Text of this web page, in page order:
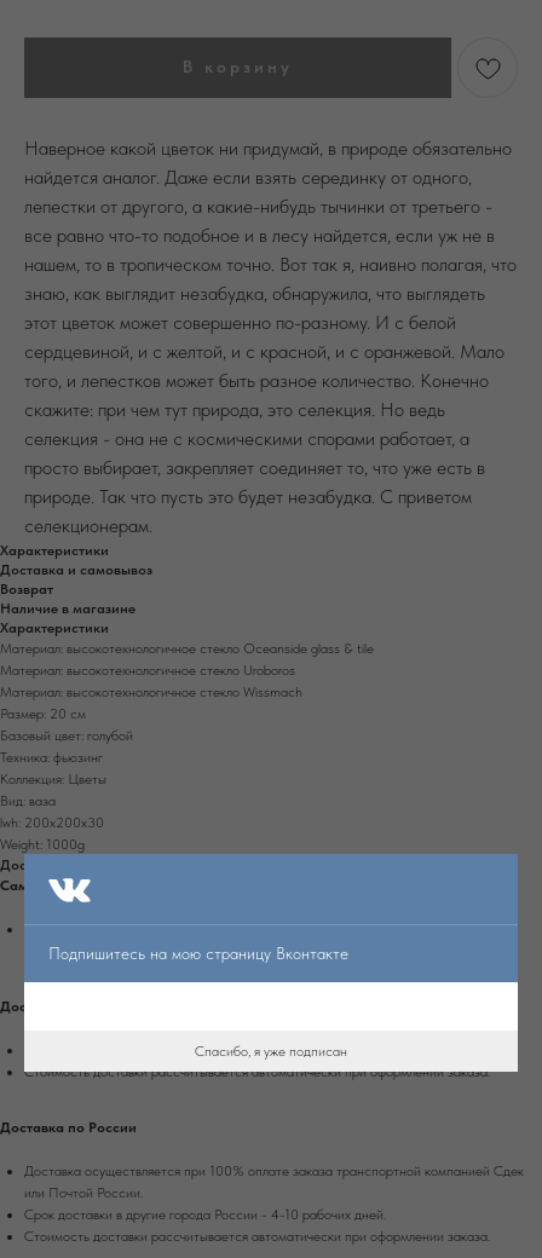
В корзину
Наверное какой цветок ни придумай, в природе обязательно
найдется аналог. Даже если взять серединку от одного,
лепестки от другого, а какие-нибудь тычинки от третьего -
все равно что-то подобное и в лесу найдется, если уж не в
нашем, то в тропическом точно. Вот так я, наивно полагая, что
знаю, как выглядит незабудка, обнаружила, что выглядеть
этот цветок может совершенно по-разному. И с белой
сердцевиной, и с желтой, и с красной, и с оранжевой. Мало
того, и лепестков может быть разное количество. Конечно
скажите: при чем тут природа, это селекция. Но ведь
селекция - она не с космическими спорами работает, а
просто выбирает, закрепляет соединяет то, что уже есть в
природе. Так что пусть это будет незабудка. С приветом
селекционерам.
Характеристики
Доставка и самовывоз
Возврат
Наличие в магазине
Характеристики
Материал: высокотехнологичное стекло Oceanside glass & tile
Материал: высокотехнологичное стекло Uroboros
Материал: высокотехнологичное стекло Wissmach
Размер: 20 см
Базовый цвет: голубой
Техника: фьюзинг
Коллекция: Цветы
Вид: ваза
lwh: 200x200x30
Weight: 1000g
Доставка и самовывоз
Самовывоз
Самовывоз доступен из магазина в г. Екатеринбург, ул. Энгельса, д. 15, вход со
стороны Белинского.
Доставка по Екатеринбургу
Доставка осуществляется при 100% оплате заказа на сайте.
Стоимость доставки рассчитывается автоматически при оформлении заказа.
Доставка по России
Доставка осуществляется при 100% оплате заказа транспортной компанией Сдек
или Почтой России.
Срок доставки в другие города России - 4-10 рабочих дней.
Стоимость доставки рассчитывается автоматически при оформлении заказа.
Подпишитесь на мою страницу Вконтакте
Спасибо, я уже подписан